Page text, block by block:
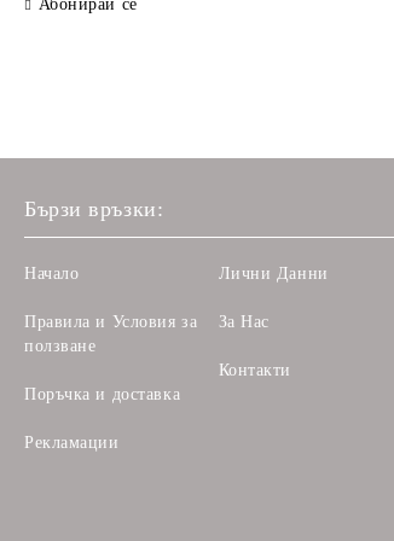
Абонирай се
Бързи връзки:
Начало
Правила и Условия за
ползване
Поръчка и доставка
Рекламации
Лични Данни
За Нас
Контакти